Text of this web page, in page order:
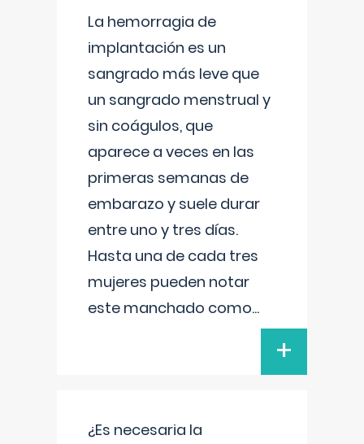
La hemorragia de
implantación es un
sangrado más leve que
un sangrado menstrual y
sin coágulos, que
aparece a veces en las
primeras semanas de
embarazo y suele durar
entre uno y tres días.
Hasta una de cada tres
mujeres pueden notar
este manchado como...
+
¿Es necesaria la